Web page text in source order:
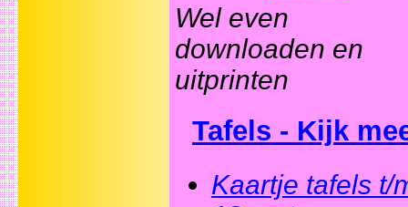
Wel even
downloaden en
uitprinten
Tafels - Kijk
Kaartje tafels t/